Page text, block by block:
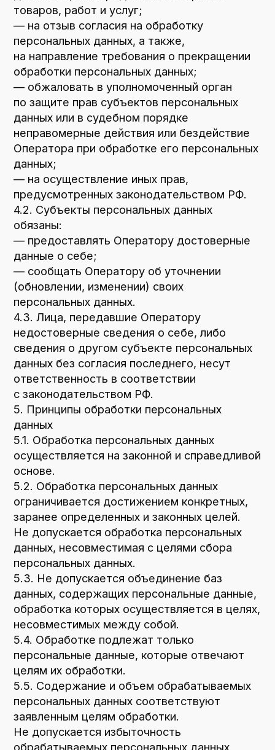
персональных данных.
7.2. Обработка персональных данных
необходима для достижения целей,
предусмотренных международным
договором Российской Федерации или
законом, для осуществления возложенных
законодательством Российской Федерации
на оператора функций, полномочий
и обязанностей.
7.3. Обработка персональных данных
необходима для осуществления правосудия,
исполнения судебного акта, акта другого
органа или должностного лица, подлежащих
исполнению в соответствии
Федерации об исполнительном
производстве.
7.4. Обработка персональных данных
необходима для исполнения договора,
стороной которого либо
выгодоприобретателем или поручителем
по которому является субъект
персональных данных, а также для
заключения договора по инициативе
субъекта персональных данных или
договора, по которому субъект
персональных данных будет являться
выгодоприобретателем или поручителем.
7.5. Обработка персональных данных
необходима для осуществления прав
и законных интересов оператора или
третьих лиц либо для достижения
общественно значимых целей при условии,
что при этом не нарушаются права
и свободы субъекта персональных данных.
персональных данных, доступ
неограниченного круга лиц к которым
предоставлен субъектом персональных
данных либо по его просьбе (далее —
общедоступные персональные данные).
7.7. Осуществляется обработка
опубликованию или обязательному
раскрытию в соответствии с федеральным
законом.
8. Порядок сбора, хранения, передачи
и других видов обработки персональных
данных
которые обрабатываются Оператором,
обеспечивается путем реализации
правовых, организационных и технических
мер, необходимых для выполнения в полном
объеме требований действующего
законодательства в области защиты
8.1. Оператор обеспечивает сохранность
персональных данных и принимает все
возможные меры, исключающие доступ
к персональным данным неуполномоченных
лиц.
8.2. Персональные данные Пользователя
переданы третьим лицам, за исключением
случаев, связанных с исполнением
действующего законодательства либо
в случае, если субъектом персональных